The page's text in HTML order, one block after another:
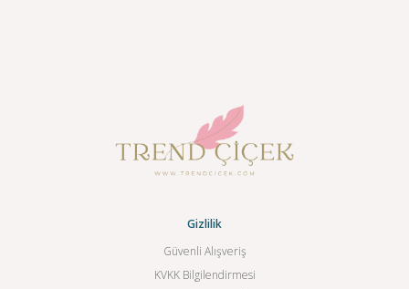
Gizlilik
Güvenli Alışveriş
KVKK Bilgilendirmesi